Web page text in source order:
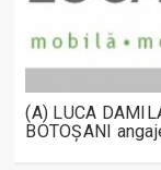
(A) LUCA
BOTOȘANI